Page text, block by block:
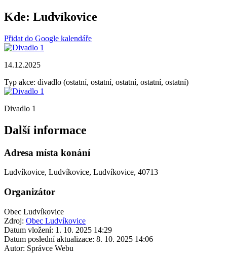
Kde: Ludvíkovice
Přidat do Google kalendáře
14.12.2025
Typ akce: divadlo (ostatní, ostatní, ostatní, ostatní, ostatní)
Divadlo 1
Další informace
Adresa místa konání
Ludvíkovice, Ludvíkovice, Ludvíkovice, 40713
Organizátor
Obec Ludvíkovice
Zdroj: Obec Ludvíkovice
Datum vložení: 1. 10. 2025 14:29
Datum poslední aktualizace: 8. 10. 2025 14:06
Autor: Správce Webu